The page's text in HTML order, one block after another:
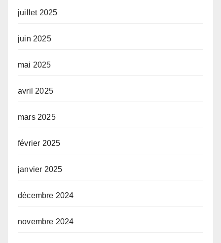
juillet 2025
juin 2025
mai 2025
avril 2025
mars 2025
février 2025
janvier 2025
décembre 2024
novembre 2024